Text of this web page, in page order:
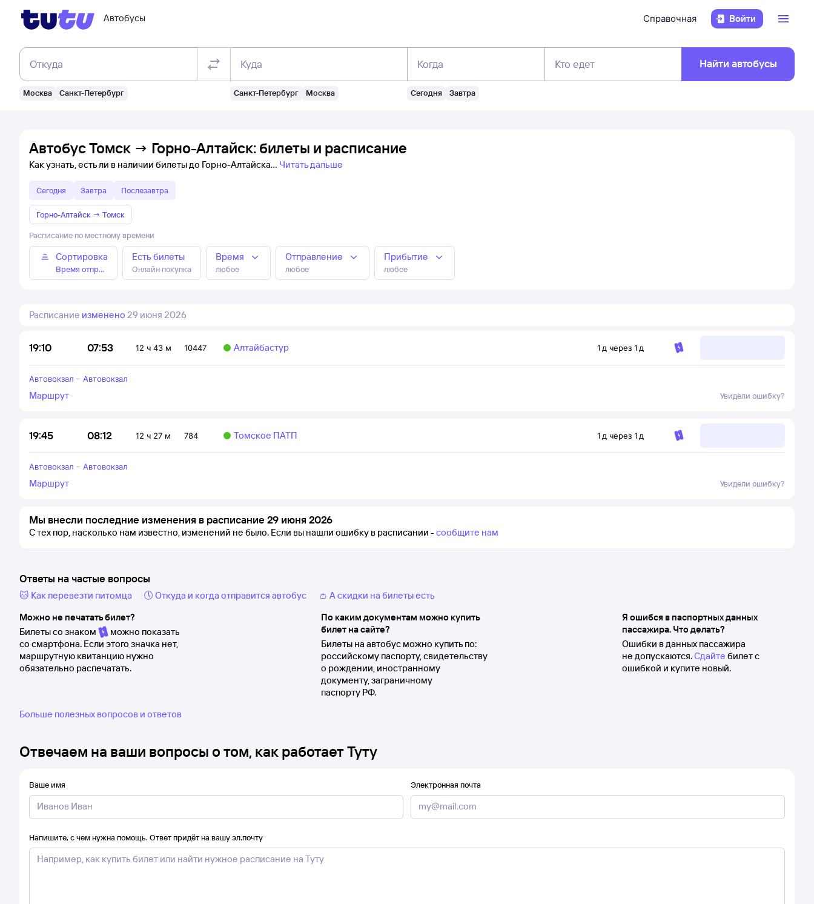
Автобусы Справочная Войти
Откуда
Москва Санкт-Петербург
Куда
Санкт-Петербург Москва
Когда
Сегодня Завтра
Кто едет Найти автобусы
Автобус Томск → Горно-Алтайск: билеты и расписание
Как узнать, есть ли в наличии билеты до Горно-Алтайска Читать дальше
Сегодня Завтра Послезавтра
Горно-Алтайск → Томск
Расписание по местному времени
Сортировка
Время отправления
Есть билеты
Онлайн покупка
Время
любое
Отправление
любое
Прибытие
любое
Расписание изменено 29 июня 2026
19:10 07:53 12 ч 43 м 10447 Алтайбастур 1 д через 1 д
Автовокзал – Автовокзал
Маршрут Увидели ошибку?
19:45 08:12 12 ч 27 м 784 Томское ПАТП 1 д через 1 д
Автовокзал – Автовокзал
Маршрут Увидели ошибку?
Мы внесли последние изменения в расписание 29 июня 2026
С тех пор, насколько нам известно, изменений не было. Если вы нашли ошибку в расписании -сообщите нам
Ответы на частые вопросы
🐱 Как перевезти питомца 🕔 Откуда и когда отправится автобус
👛 А скидки на билеты есть
Можно не печатать билет?
Билеты со знаком
можно показать
со смартфона. Если этого значка нет,
маршрутную квитанцию нужно
обязательно распечатать.
По каким документам можно купить
билет на сайте?
Билеты на автобус можно купить по:
российскому паспорту, свидетельству
о рождении, иностранному
документу, заграничному
паспорту РФ.
Я ошибся в паспортных данных
пассажира. Что делать?
Ошибки в данных пассажира
не допускаются.Сдайте билет с
ошибкой и купите новый.
Больше полезных вопросов и ответов
Отвечаем на ваши вопросы о том, как работает Туту
Ваше имя Электронная почта
Напишите, с чем нужна помощь. Ответ придёт на вашу эл.почту